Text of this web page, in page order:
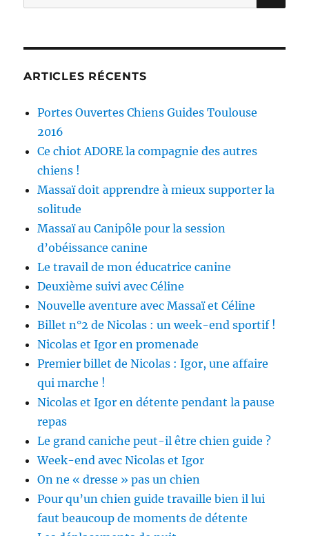
pour :
ARTICLES RÉCENTS
Portes Ouvertes Chiens Guides Toulouse
2016
Ce chiot ADORE la compagnie des autres
chiens !
Massaï doit apprendre à mieux supporter la
solitude
Massaï au Canipôle pour la session
d’obéissance canine
Le travail de mon éducatrice canine
Deuxième suivi avec Céline
Nouvelle aventure avec Massaï et Céline
Billet n°2 de Nicolas : un week-end sportif !
Nicolas et Igor en promenade
Premier billet de Nicolas : Igor, une affaire
qui marche !
Nicolas et Igor en détente pendant la pause
repas
Le grand caniche peut-il être chien guide ?
Week-end avec Nicolas et Igor
On ne « dresse » pas un chien
Pour qu’un chien guide travaille bien il lui
faut beaucoup de moments de détente